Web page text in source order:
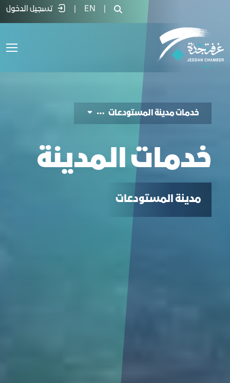
خدمات المدينة - غرفة جدةEN تسجيل الدخول
خدمات مدينة المستودعات
خدمات المدينة
مدينة المستودعات